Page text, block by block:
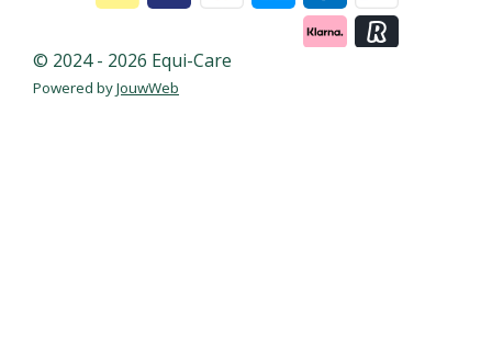
© 2024 - 2026 Equi-Care
Powered byJouwWeb